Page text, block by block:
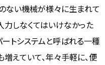
ない機械が様々に生まれて
力しなくてはいけなかった
トシステムと呼ばれる一種
えていて、年々手軽に、便